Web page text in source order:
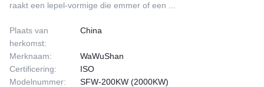
raakt een lepel-vormige die emmer of een ...
Plaats van
herkomst:
China
Merknaam:
WaWuShan
Certificering:
ISO
Modelnummer:
SFW-200KW (2000KW)